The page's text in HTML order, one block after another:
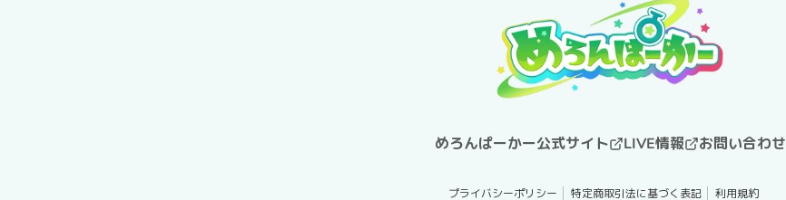
めろんぱーかー公式サイト LIVE情報 お問い合わせ
プライバシーポリシー 特定商取引法に基づく表記 利用規約